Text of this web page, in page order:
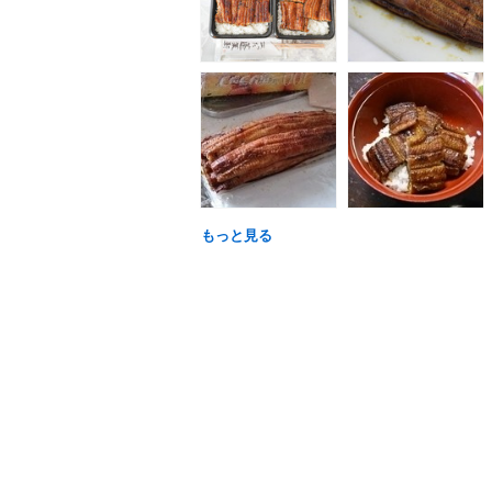
もっと見る